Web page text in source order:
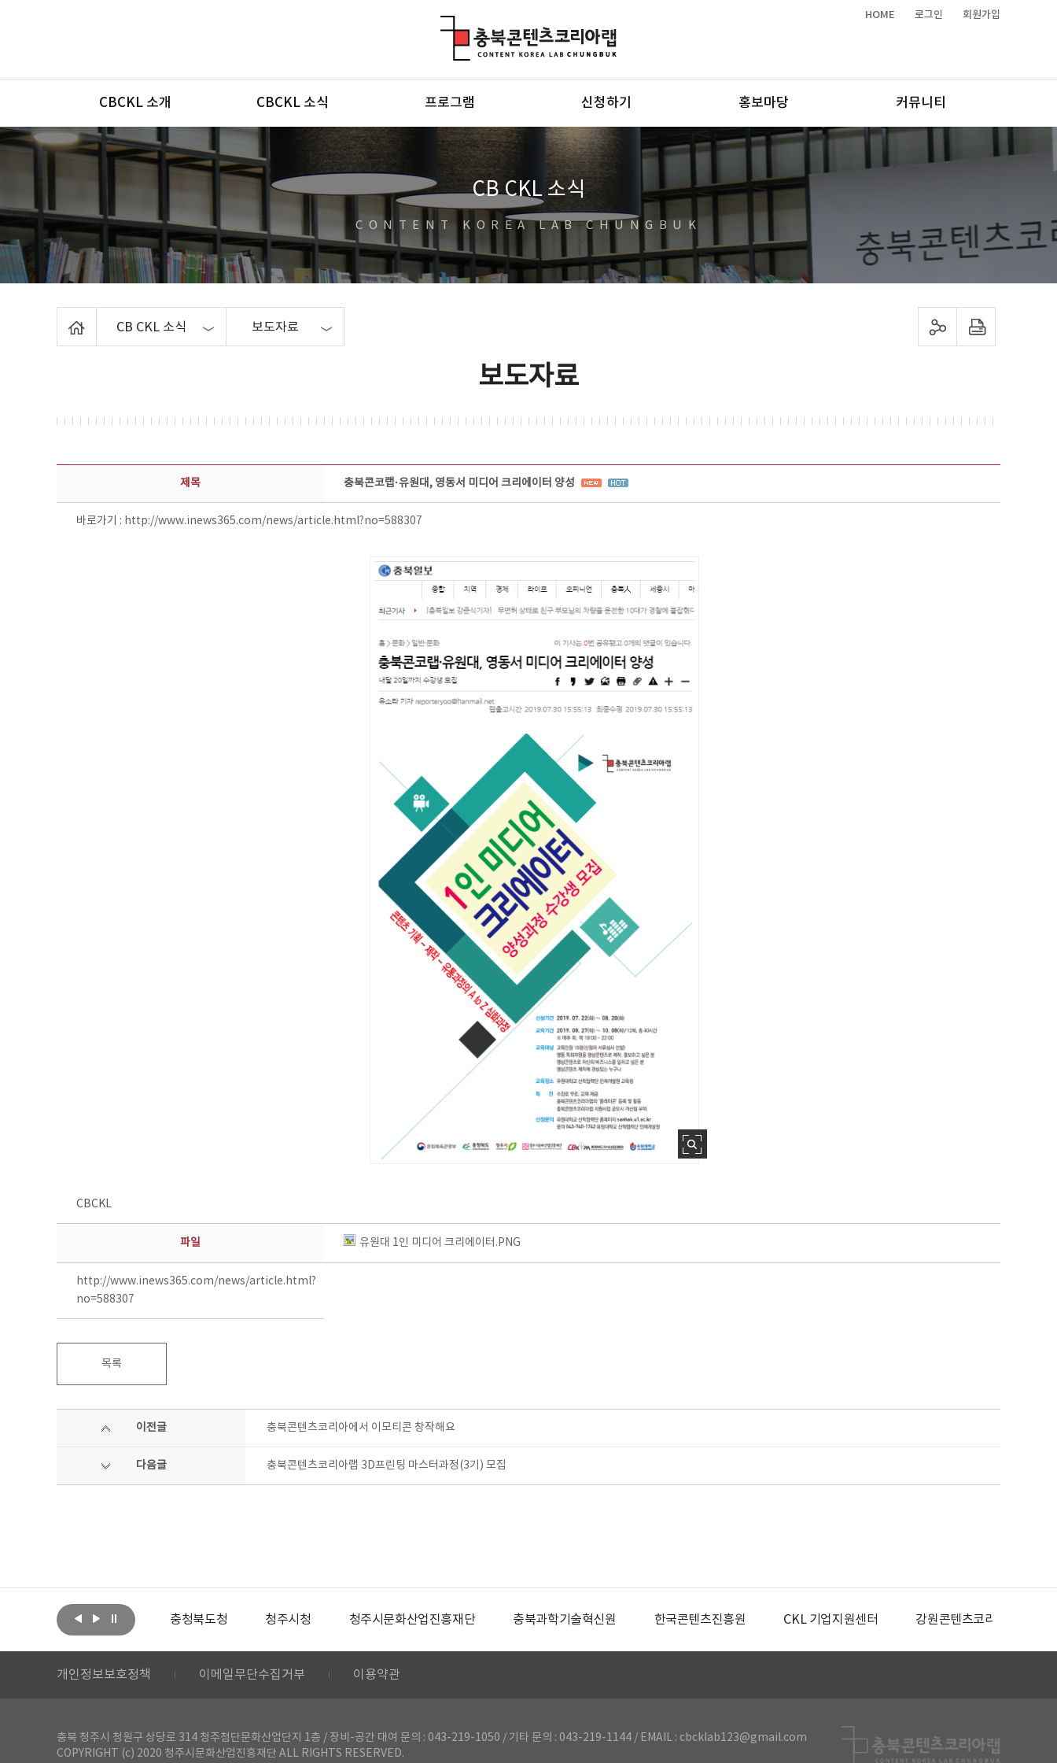
HOME 로그인 회원가입
메뉴
CBCKL 소개 CBCKL 소식 프로그램 신청하기 홍보마당 커뮤니티
CB CKL 소식
CONTENT KOREA LAB CHUNGBUK
CB CKL 소식 보도자료 sns 공유하기 프린트하기
보도자료
보도자료 상세보기 - 제목, 담당부서, 담당자, 담당연락처, 내용, 첨부파일 정보 제공
제목 충북콘코랩·유원대, 영동서 미디어 크리에이터 양성
바로가기 : http://www.inews365.com/news/article.html?no=588307
CBCKL
파일 유원대 1인 미디어 크리에이터.PNG
http://www.inews365.com/news/article.html?
no=588307
목록
이전글 충북콘텐츠코리아에서 이모티콘 창작해요
다음글 충북콘텐츠코리아랩 3D프린팅 마스터과정(3기) 모집
문화체육관광부 충청북도청 청주시청 청주시문화산업진흥재단 충북과학기술혁신원 한국콘텐츠진흥원 CKL 기업지원센터 강원콘텐츠코리아랩
개인정보보호정책 이메일무단수집거부 이용약관
충북 청주시 청원구 상당로 314 청주첨단문화산업단지 1층 / 장비-공간 대여 문의 : 043-219-1050 / 기타 문의 : 043-219-1144 / EMAIL : cbcklab123@gmail.com
COPYRIGHT (c) 2020 청주시문화산업진흥재단 ALL RIGHTS RESERVED.